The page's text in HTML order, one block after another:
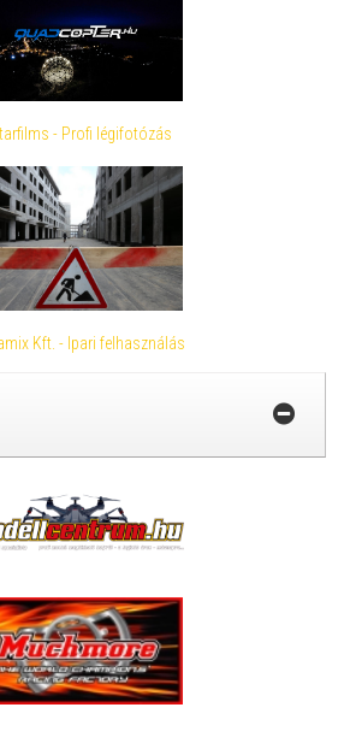
- Profi légifotózás
Kft. - Ipari felhasználás